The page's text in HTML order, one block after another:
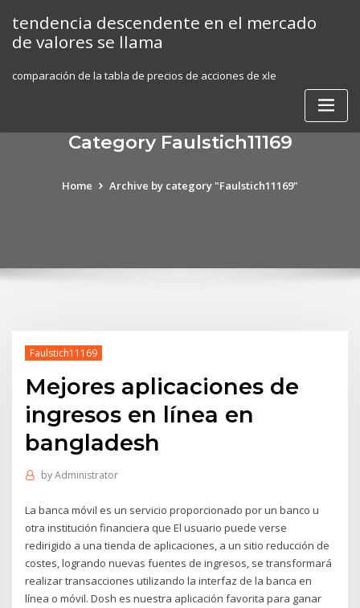
content
tendencia descendente en el mercado
de valores se llama
comparación de la tabla de precios de acciones de xle
Category Faulstich11169
Home Archive by category "Faulstich11169"
Faulstich11169
Mejores aplicaciones de
ingresos en línea en
bangladesh
byAdministrator
La banca móvil es un servicio proporcionado por un banco u
otra institución financiera que El usuario puede verse
redirigido a una tienda de aplicaciones, a un sitio reducción de
costes, logrando nuevas fuentes de ingresos, se transformará
realizar transacciones utilizando la interfaz de la banca en
línea o móvil. Dosh es nuestra aplicación favorita para ganar